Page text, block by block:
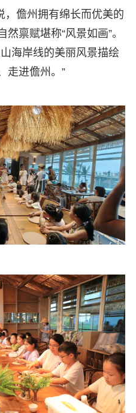
，儋州拥有绵长而优美的
禀赋堪称“风景如画”。
海岸线的美丽风景描绘
走进儋州。”